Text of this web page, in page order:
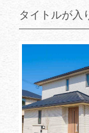
タイトルが入